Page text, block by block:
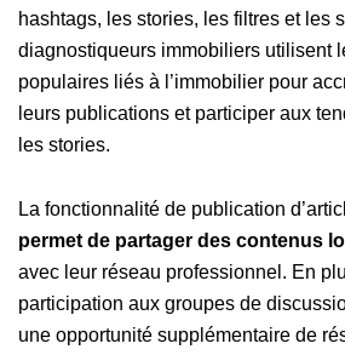
hashtags, les stories, les filtres et les
diagnostiqueurs immobiliers utilisent
populaires liés à l’immobilier pour
leurs publications et participer aux
les stories.
La fonctionnalité de publication
permet de partager des contenus
avec leur réseau professionnel. En
participation aux groupes de
une opportunité supplémentaire de